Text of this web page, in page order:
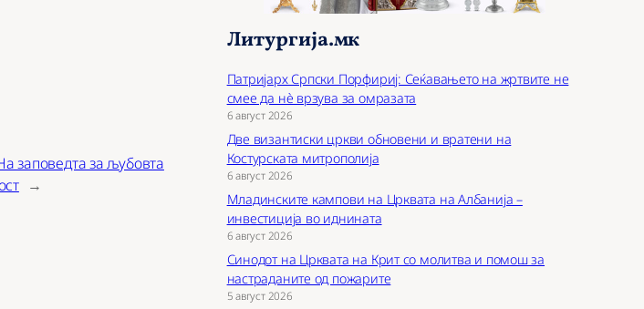
заповедта за љубовта
→
Литургија.мк
Патријарх Српски Порфириј: Сеќавањето на жртвите не
смее да нѐ врзува за омразата
6 август 2026
Две византиски цркви обновени и вратени на
Костурската митрополија
6 август 2026
Младинските кампови на Црквата на Албанија –
инвестиција во иднината
6 август 2026
Синодот на Црквата на Крит со молитва и помош за
настраданите од пожарите
5 август 2026